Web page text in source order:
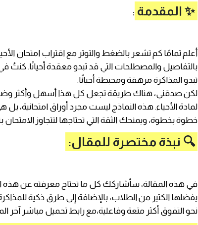
✨ المقدمة :
أعلم تمامًا كم تشعر بالضغط والتوتر مع اقتراب امتحان
بالتفاصيل والمصطلحات التي قد تبدو معقدة أحيانًا.
تبدو المذاكرة مرهقة ومحبطة أحيانًا.
لكن صدقني، هناك طريقة تجعل كل هذا أسهل وأكثر
لمادة الأحياء. هذه النماذج ليست مجرد أوراق
خطوة بخطوة، ويمنحك الثقة التي تحتاجها لتتجاوز الامتحان
🔍 نبذة مختصرة للمقال:
في هذه المقالة، سأشاركك كل ما تحتاج معرفته عن هذه
يفضلها الكثير من الطلاب، بالإضافة إلى طرق ذكية
نحو التفوق أكثر متعة وفاعلية،مع رابط تحميل مباشر آخر